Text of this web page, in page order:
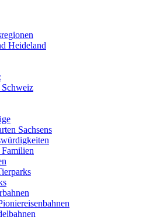
Heideland
Schweiz
Sachsens